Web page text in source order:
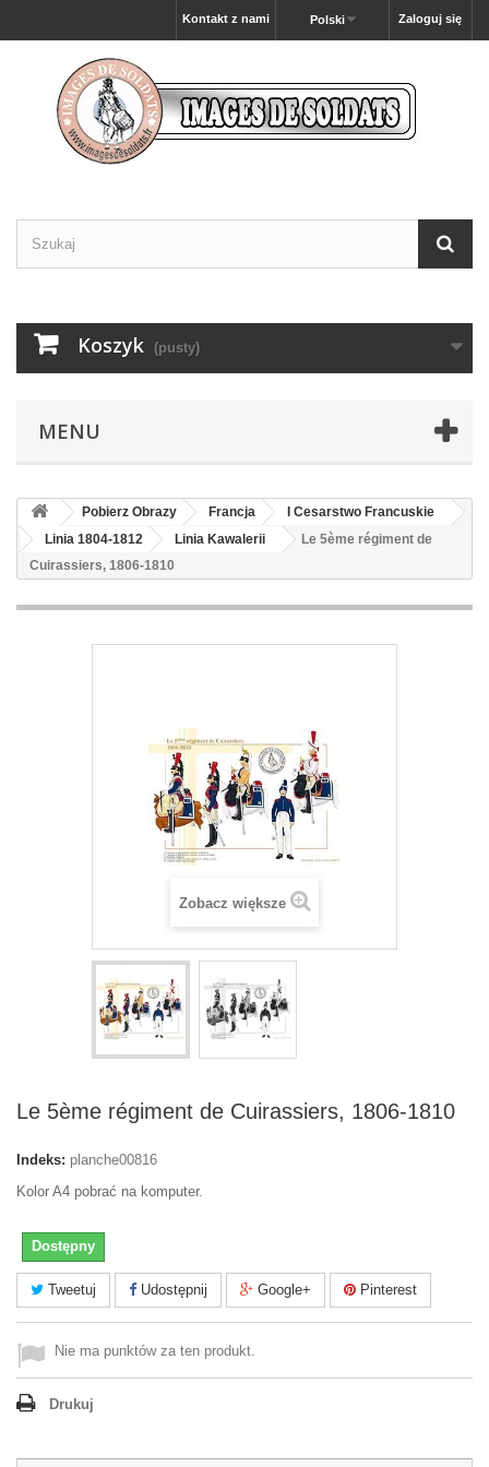
Zaloguj się
Polski
Kontakt z nami
Koszyk (pusty)
MENU
Pobierz Obrazy Francja
I Cesarstwo Francuskie
Linia 1804-1812
Linia Kawalerii
Le 5ème régiment de
Cuirassiers, 1806-1810
Zobacz większe
Le 5ème régiment de Cuirassiers, 1806-1810
Indeks: planche00816
Kolor A4 pobrać na komputer.
Dostępny
Tweetuj Udostępnij Google+ Pinterest
Nie ma punktów za ten produkt.
Drukuj